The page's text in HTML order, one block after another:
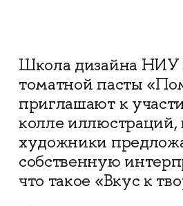
Школа дизайна
томатной пасты
приглашают к
колле иллюстраций,
художники
собственную
что такое «Вкус к